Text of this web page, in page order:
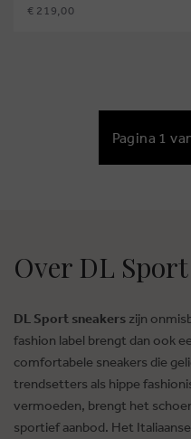
€ 219,00
NAAR
Over DL Sport
DL Sport sneakers zijn
fashion label brengt dan ook
comfortabele sneakers die
trendsetters als hippe
vermoeden, brengt het
sportief aanbod. Het